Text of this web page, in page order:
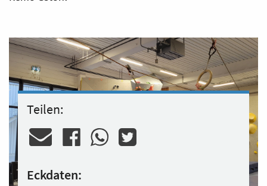
Teilen:
Eckdaten: